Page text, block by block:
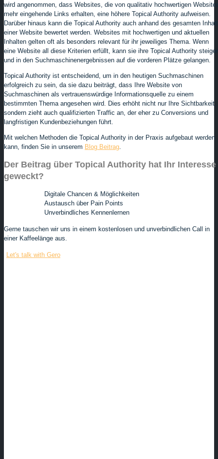
wird angenommen, dass Websites, die von qualitativ hochwertigen
mehr eingehende Links erhalten, eine höhere Topical Authority aufweisen.
Darüber hinaus kann die Topical Authority auch anhand des gesamten
einer Website bewertet werden. Websites mit hochwertigen und aktuellen
Inhalten gelten oft als besonders relevant für ihr jeweiliges Thema. Wenn
eine Website all diese Kriterien erfüllt, kann sie ihre Topical Authority
und in den Suchmaschinenergebnissen auf die vorderen Plätze gelangen.
Topical Authority ist entscheidend, um in den heutigen Suchmaschinen
erfolgreich zu sein, da sie dazu beiträgt, dass Ihre Website von
Suchmaschinen als vertrauenswürdige Informationsquelle zu einem
bestimmten Thema angesehen wird. Dies erhöht nicht nur Ihre Sichtbarkeit,
sondern zieht auch qualifizierten Traffic an, der eher zu Conversions und
langfristigen Kundenbeziehungen führt.
Mit welchen Methoden die Topical Authority in der Praxis aufgebaut werden
kann, finden Sie in unserem Blog Beitrag.
Der Beitrag über Topical Authority hat Ihr Interesse
geweckt?
Digitale Chancen & Möglichkeiten
Austausch über Pain Points
Unverbindliches Kennenlernen
Gerne tauschen wir uns in einem kostenlosen und unverbindlichen Call in
einer Kaffeelänge aus.
Let's talk with Gero